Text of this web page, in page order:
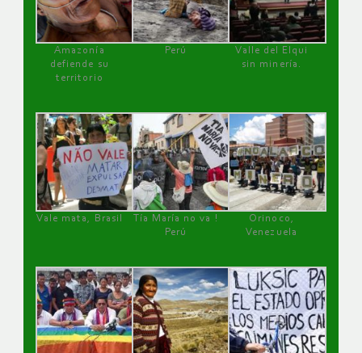
Amazonía
defiende su
territorio
Perú
Valle del Elqui
sin minería.
Vale mata, Brasil
Tía María no va !
Perú
Orinoco,
Venezuela